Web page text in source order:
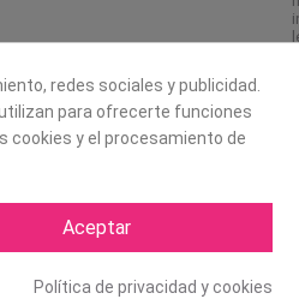
2026 Mapexbell S.L. Todos los
redes sociales y publicidad.
para ofrecerte funciones
cookies y el procesamiento de
Aceptar
Política de privacidad y cookies